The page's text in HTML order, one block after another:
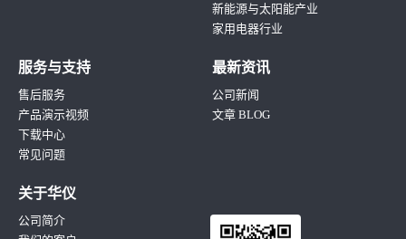
新能源与太阳能产业
家用电器行业
服务与支持
售后服务
产品演示视频
下载中心
常见问题
最新资讯
公司新闻
文章 BLOG
关于华仪
公司简介